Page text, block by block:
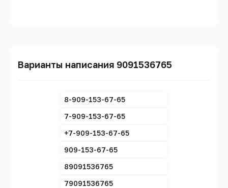
Варианты написания 9091536765
8-909-153-67-65
7-909-153-67-65
+7-909-153-67-65
909-153-67-65
89091536765
79091536765